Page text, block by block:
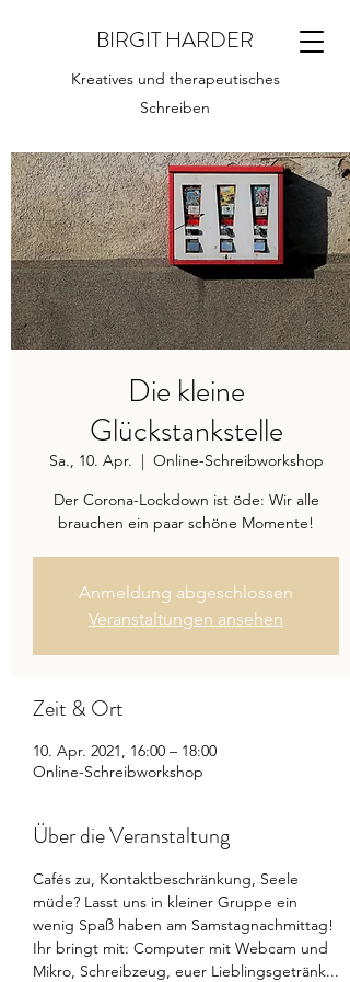
BIRGIT HARDER
Kreatives und therapeutisches
Schreiben
Die kleine
Glückstankstelle
Sa., 10. Apr.
  |
Online-Schreibworkshop
Der Corona-Lockdown ist öde: Wir alle
brauchen ein paar schöne Momente!
Anmeldung abgeschlossen
Veranstaltungen ansehen
Zeit & Ort
10. Apr. 2021, 16:00 – 18:00
Online-Schreibworkshop
Über die Veranstaltung
Cafés zu, Kontaktbeschränkung, Seele
müde? Lasst uns in kleiner Gruppe ein
wenig Spaß haben am Samstagnachmittag!
Ihr bringt mit: Computer mit Webcam und
Mikro, Schreibzeug, euer Lieblingsgetränk...